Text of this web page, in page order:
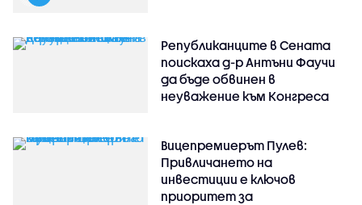
Републиканците в Сената
поискаха д-р Антъни Фаучи
да бъде обвинен в
неуважение към Конгреса
Вицепремиерът Пулев:
Привличането на
инвестиции е ключов
приоритет за